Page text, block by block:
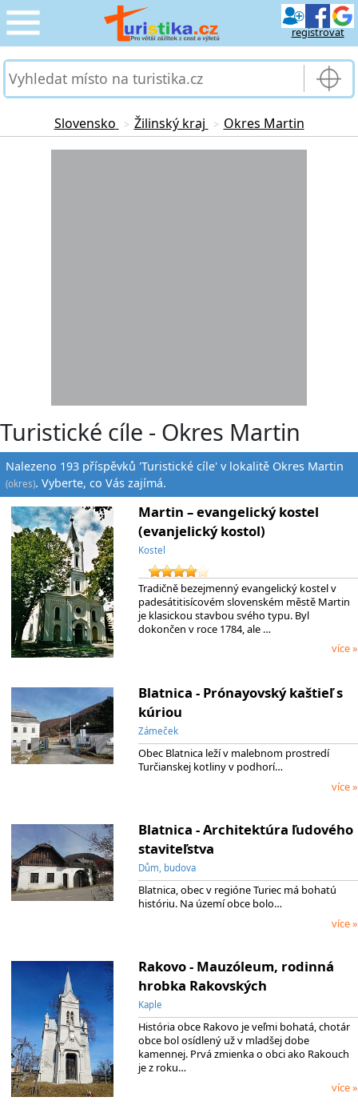
registrovat
CESTOVÁNÍ
SLUŽBY & DOPRAVA
PRO TURISTY
Slovensko > Žilinský kraj > Okres Martin
Turistické cíle - Okres Martin
Nalezeno 193 příspěvků 'Turistické cíle' v lokalitě Okres Martin
(okres). Vyberte, co Vás zajímá.
Martin – evangelický kostel
(evanjelický kostol)
Kostel
Tradičně bezejmenný evangelický kostel v
padesátitisícovém slovenském městě Martin
je klasickou stavbou svého typu. Byl
dokončen v roce 1784, ale …
více »
Blatnica - Prónayovský kaštieľ s
kúriou
Zámeček
Obec Blatnica leží v malebnom prostredí
Turčianskej kotliny v podhorí…
více »
Blatnica - Architektúra ľudového
staviteľstva
Dům, budova
Blatnica, obec v regióne Turiec má bohatú
históriu. Na území obce bolo…
více »
Rakovo - Mauzóleum, rodinná
hrobka Rakovských
Kaple
História obce Rakovo je veľmi bohatá, chotár
obce bol osídlený už v mladšej dobe
kamennej. Prvá zmienka o obci ako Rakouch
je z roku…
více »